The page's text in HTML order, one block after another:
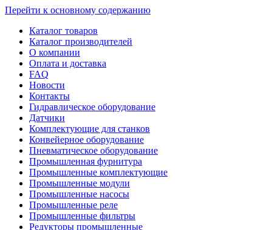
Перейти к основному содержанию
Каталог товаров
Каталог производителей
О компании
Оплата и доставка
FAQ
Новости
Контакты
Гидравлическое оборудование
Датчики
Комплектующие для станков
Конвейерное оборудование
Пневматическое оборудование
Промышленная фурнитура
Промышленные комплектующие
Промышленные модули
Промышленные насосы
Промышленные реле
Промышленные фильтры
Редукторы промышленные